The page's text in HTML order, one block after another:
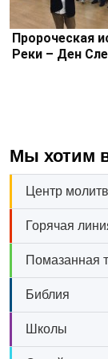
Пророческая
Реки – Ден
Мы хотим
Центр
Горячая
Помазанная
Библия
Школы